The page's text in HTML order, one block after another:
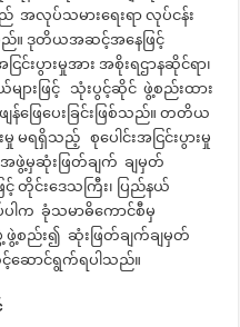
လုပ်သမားရေးရာ လုပ်ငန်း
ည်။ ဒုတိယအဆင့်အနေဖြင့်
းပွားမှုအား အစိုးရဌာနဆိုင်ရာ၊
ားဖြင့် သုံးပွင့်ဆိုင် ဖွဲ့စည်းထား
န်ဖြေပေးခြင်းဖြစ်သည်။ တတိယ
မှု မရရှိသည့် စုပေါင်းအငြင်းပွားမှု
ဖွဲ့မှဆုံးဖြတ်ချက် ချမှတ်
တိုင်းဒေသကြီး၊ ပြည်နယ်
ါက ခုံသမာဓိကောင်စီမှ
စည်း၍ ဆုံးဖြတ်ချက်ချမှတ်
င့်ဆောင်ရွက်ရပါသည်။